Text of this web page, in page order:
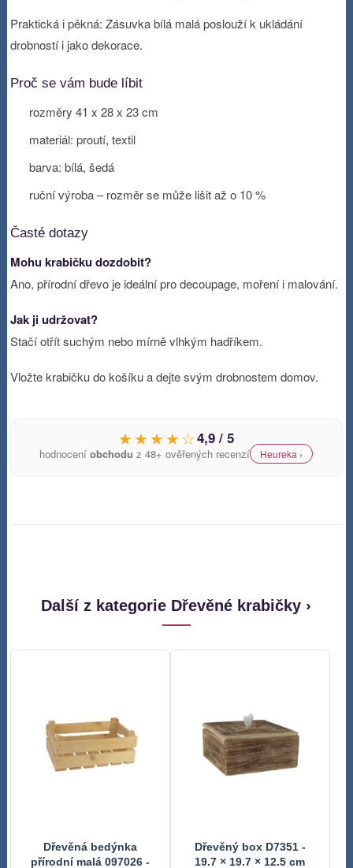
Praktická i pěkná: Zásuvka bílá malá poslouží k ukládání
drobností i jako dekorace.
Proč se vám bude líbit
rozměry 41 x 28 x 23 cm
materiál: proutí, textil
barva: bílá, šedá
ruční výroba – rozměr se může lišit až o 10 %
Časté dotazy
Mohu krabičku dozdobit?
Ano, přírodní dřevo je ideální pro decoupage, moření i malování.
Jak ji udržovat?
Stačí otřít suchým nebo mírně vlhkým hadříkem.
Vložte krabičku do košíku a dejte svým drobnostem domov.
★★★★☆4,9 / 5
hodnoceníobchodu z 48+ ověřených recenzí Heureka ›
Další z kategorie Dřevěné krabičky ›
Dřevěná bedýnka
přírodní malá 097026 -
Dřevěný box D7351 -
19.7 × 19.7 × 12.5 cm